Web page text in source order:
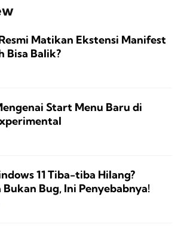
Matikan Ekstensi Manifest
Bisa Balik?
Start Menu Baru di
11 Tiba-tiba Hilang?
Bug, Ini Penyebabnya!